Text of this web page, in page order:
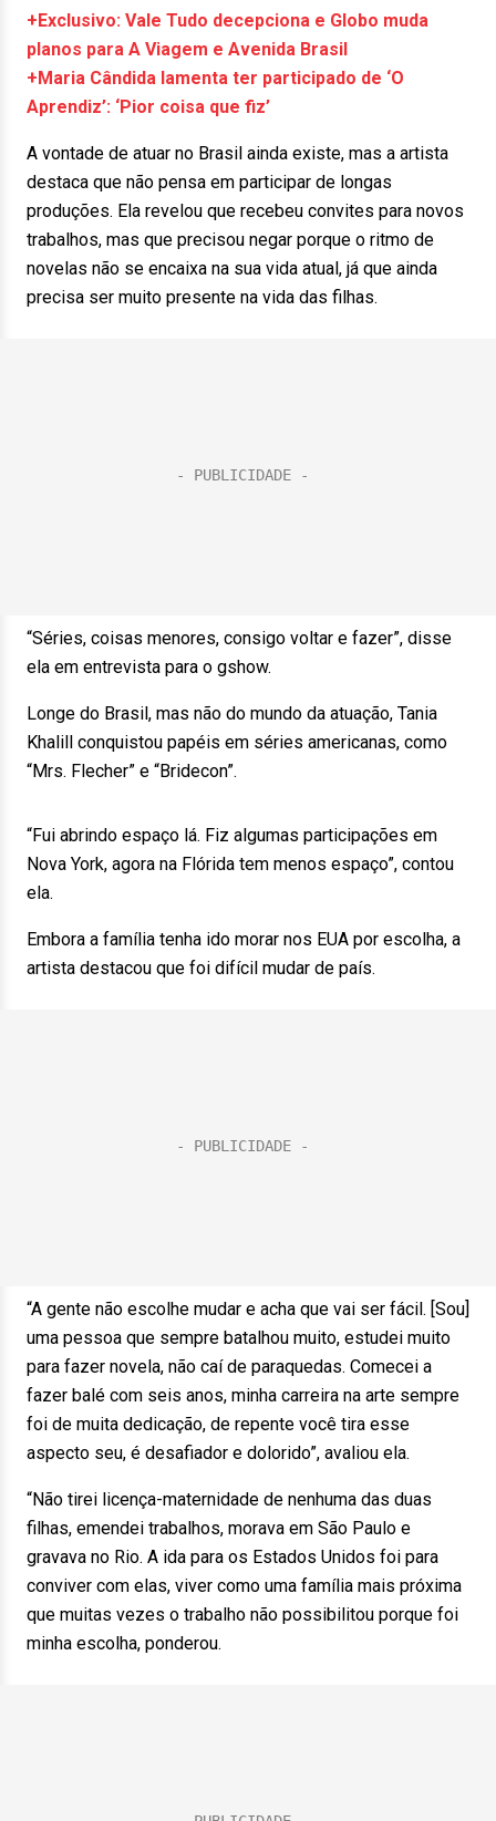
+Exclusivo: Vale Tudo decepciona e Globo muda
planos para A Viagem e Avenida Brasil
+Maria Cândida lamenta ter participado de ‘O
Aprendiz’: ‘Pior coisa que fiz’
A vontade de atuar no Brasil ainda existe, mas a artista
destaca que não pensa em participar de longas
produções. Ela revelou que recebeu convites para novos
trabalhos, mas que precisou negar porque o ritmo de
novelas não se encaixa na sua vida atual, já que ainda
precisa ser muito presente na vida das filhas.
“Séries, coisas menores, consigo voltar e fazer”, disse
ela em entrevista para o gshow.
Longe do Brasil, mas não do mundo da atuação, Tania
Khalill conquistou papéis em séries americanas, como
“Mrs. Flecher” e “Bridecon”.
“Fui abrindo espaço lá. Fiz algumas participações em
Nova York, agora na Flórida tem menos espaço”, contou
ela.
Embora a família tenha ido morar nos EUA por escolha, a
artista destacou que foi difícil mudar de país.
“A gente não escolhe mudar e acha que vai ser fácil. [Sou]
uma pessoa que sempre batalhou muito, estudei muito
para fazer novela, não caí de paraquedas. Comecei a
fazer balé com seis anos, minha carreira na arte sempre
foi de muita dedicação, de repente você tira esse
aspecto seu, é desafiador e dolorido”, avaliou ela.
“Não tirei licença-maternidade de nenhuma das duas
filhas, emendei trabalhos, morava em São Paulo e
gravava no Rio. A ida para os Estados Unidos foi para
conviver com elas, viver como uma família mais próxima
que muitas vezes o trabalho não possibilitou porque foi
minha escolha, ponderou.